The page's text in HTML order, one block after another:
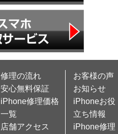
修理の流れ
安心無料保証
iPhone修理価格
一覧
店舗アクセス
お客様の声
お知らせ
iPhoneお役
立ち情報
iPhone修理